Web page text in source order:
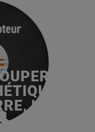
EN
Ø
K-BA